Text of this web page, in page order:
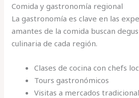
Comida y gastronomía regional
La gastronomía es clave en las
amantes de la comida buscan
culinaria de cada región.
Clases de cocina con chefs
Tours gastronómicos
Visitas a mercados